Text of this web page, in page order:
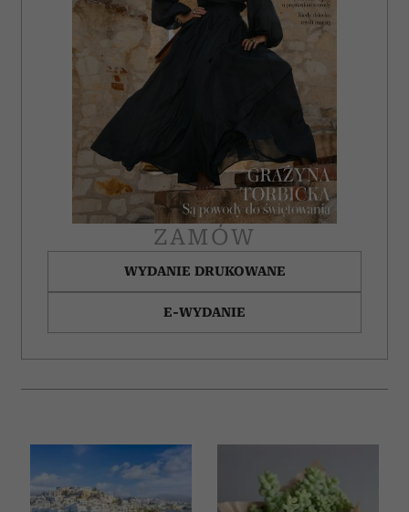
ZAMÓW
WYDANIE DRUKOWANE
E-WYDANIE